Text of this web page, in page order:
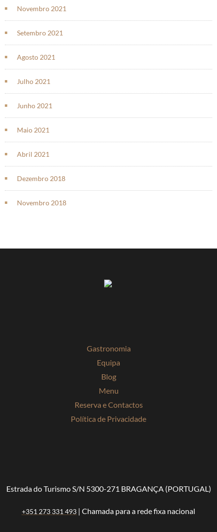
Novembro 2021
Setembro 2021
Agosto 2021
Julho 2021
Junho 2021
Maio 2021
Abril 2021
Dezembro 2018
Novembro 2018
Gastronomia
Equipa
Blog
Menu
Reserva e Contactos
Política de Privacidade
Estrada do Turismo S/N 5300-271 BRAGANÇA (PORTUGAL)
+351 273 331 493 | Chamada para a rede fixa nacional